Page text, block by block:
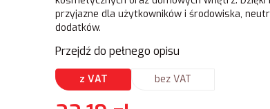
przyjazne dla użytkowników i środowiska,
dodatków.
Przejdź do pełnego opisu
z VAT bez VAT